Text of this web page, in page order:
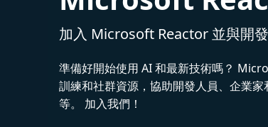
加入 Microsoft Reactor 並與開
準備好開始使用 AI 和最新技術嗎？
訓練和社群資源，協助開發人員、企業
等。 加入我們！